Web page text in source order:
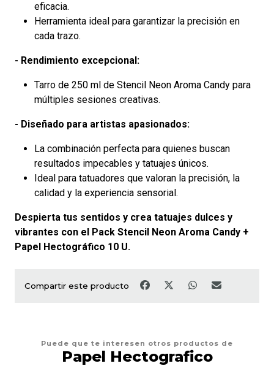
eficacia.
Herramienta ideal para garantizar la precisión en
cada trazo.
- Rendimiento excepcional:
Tarro de 250 ml de Stencil Neon Aroma Candy para
múltiples sesiones creativas.
- Diseñado para artistas apasionados:
La combinación perfecta para quienes buscan
resultados impecables y tatuajes únicos.
Ideal para tatuadores que valoran la precisión, la
calidad y la experiencia sensorial.
Despierta tus sentidos y crea tatuajes dulces y
vibrantes con el Pack Stencil Neon Aroma Candy +
Papel Hectográfico 10 U.
Compartir este producto
Puede que te interesen otros productos de
Papel Hectografico